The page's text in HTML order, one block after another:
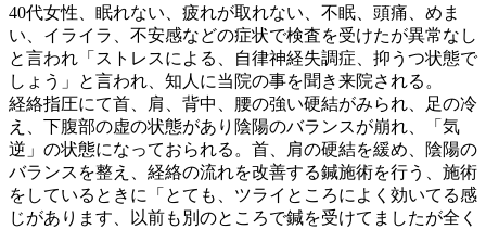
40代女性、眠れない、疲れが取れない、不眠、頭痛、めま
い、イライラ、不安感などの症状で検査を受けたが異常なし
と言われ「ストレスによる、自律神経失調症、抑うつ状態で
しょう」と言われ、知人に当院の事を聞き来院される。
経絡指圧にて首、肩、背中、腰の強い硬結がみられ、足の冷
え、下腹部の虚の状態があり陰陽のバランスが崩れ、「気
逆」の状態になっておられる。首、肩の硬結を緩め、陰陽の
バランスを整え、経絡の流れを改善する鍼施術を行う、施術
をしているときに「とても、ツライところによく効いてる感
じがあります、以前も別のところで鍼を受けてましたが全く